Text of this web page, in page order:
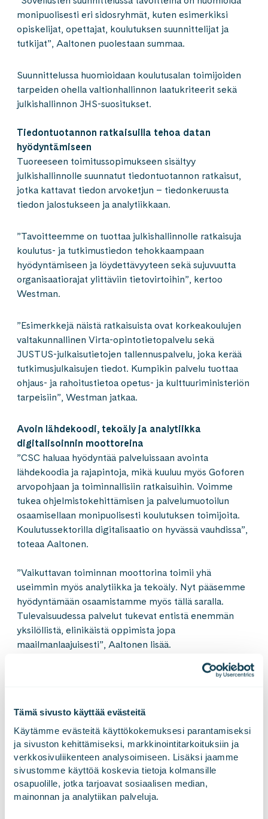
Tämä sivusto käyttää evästeitä
Käytämme evästeitä käyttökokemuksesi parantamiseksi
ja sivuston kehittämiseksi, markkinointitarkoituksiin ja
verkkosivuliikenteen analysoimiseen. Lisäksi jaamme
sivustomme käyttöä koskevia tietoja kolmansille
osapuolille, jotka tarjoavat sosiaalisen median,
mainonnan ja analytiikan palveluja.
monipuolisesti eri sidosryhmät, kuten esimerkiksi
opiskelijat, opettajat, koulutuksen suunnittelijat ja
tutkijat”, Aaltonen puolestaan summaa.
Suunnittelussa huomioidaan koulutusalan toimijoiden
tarpeiden ohella valtionhallinnon laatukriteerit sekä
julkishallinnon JHS-suositukset.
Tiedontuotannon ratkaisuilla tehoa datan
hyödyntämiseen
Tuoreeseen toimitussopimukseen sisältyy
julkishallinnolle suunnatut tiedontuotannon ratkaisut,
jotka kattavat tiedon arvoketjun – tiedonkeruusta
tiedon jalostukseen ja analytiikkaan.
”Tavoitteemme on tuottaa julkishallinnolle ratkaisuja
koulutus- ja tutkimustiedon tehokkaampaan
hyödyntämiseen ja löydettävyyteen sekä sujuvuutta
organisaatiorajat ylittäviin tietovirtoihin”, kertoo
Westman.
”Esimerkkejä näistä ratkaisuista ovat korkeakoulujen
valtakunnallinen Virta-opintotietopalvelu sekä
JUSTUS-julkaisutietojen tallennuspalvelu, joka kerää
tutkimusjulkaisujen tiedot. Kumpikin palvelu tuottaa
ohjaus- ja rahoitustietoa opetus- ja kulttuuriministeriön
tarpeisiin”, Westman jatkaa.
Avoin lähdekoodi, tekoäly ja analytiikka
digitalisoinnin moottoreina
”CSC haluaa hyödyntää palveluissaan avointa
lähdekoodia ja rajapintoja, mikä kuuluu myös Goforen
arvopohjaan ja toiminnallisiin ratkaisuihin. Voimme
tukea ohjelmistokehittämisen ja palvelumuotoilun
osaamisellaan monipuolisesti koulutuksen toimijoita.
Koulutussektorilla digitalisaatio on hyvässä vauhdissa”,
toteaa Aaltonen.
”Vaikuttavan toiminnan moottorina toimii yhä
useimmin myös analytiikka ja tekoäly. Nyt pääsemme
hyödyntämään osaamistamme myös tällä saralla.
Tulevaisuudessa palvelut tukevat entistä enemmän
yksilöllistä, elinikäistä oppimista jopa
maailmanlaajuisesti”, Aaltonen lisää.
Puh. 050 483 5663
viljakaisa.aaltonen@gofore.com
Timur Kärki, toimitusjohtaja, Gofore Oyj
p. 040 828 5886
timur.karki@gofore.com